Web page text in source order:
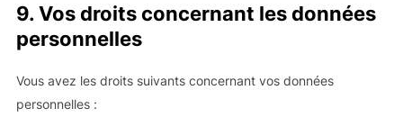
9. Vos droits concernant les données
personnelles
Vous avez les droits suivants concernant vos données
personnelles :